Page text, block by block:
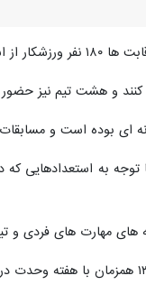
و کیفی بسیار خوبی را شاهد هستیم.
ای بوده است و
به استعدادهایی
مهارت های فردی و